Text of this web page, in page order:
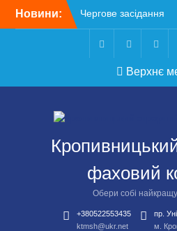
Новини:
Чергове засідання
стипендіальної
основні рішення
Небезпечні розваги
можуть коштувати
Крок до сучасної
ВСТУП-2026
TelegramFacebook
Верхнє
фаховий
Обери собі
+380522553435
ktmsh@ukr.net
пр.
м.